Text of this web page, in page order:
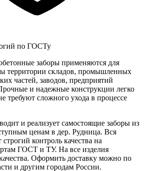
по ГОСТу
заборы применяются для
территории складов, промышленных
частей, заводов, предприятий
и надежные конструкции легко
требуют сложного ухода в процессе
и реализует самостоящие заборы из
ценам в дер. Рудница. Вся
контроль качества на
ГОСТ и ТУ. На все изделия
Оформить доставку можно по
и другим городам России.